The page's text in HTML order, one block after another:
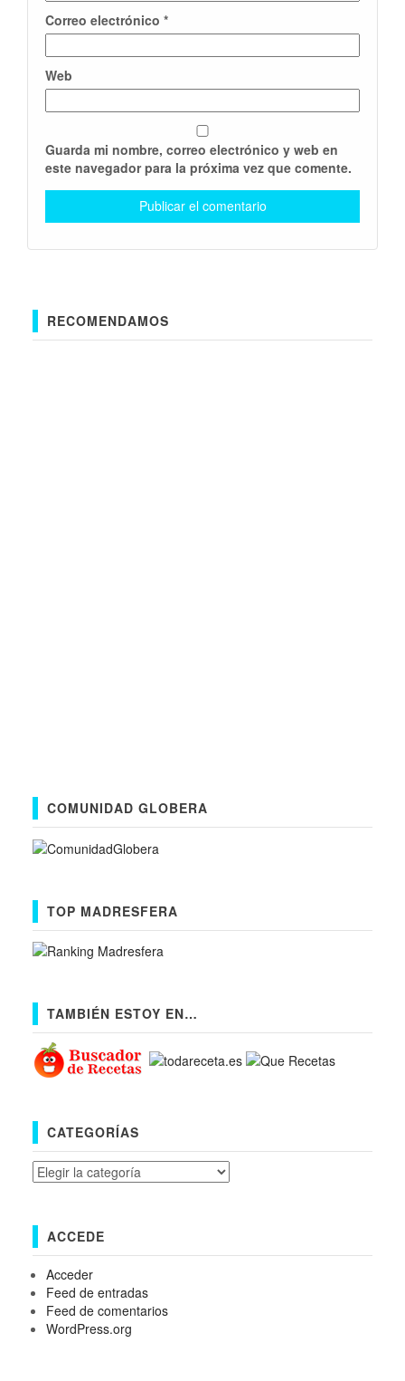
Correo electrónico *
Web
Guarda mi nombre, correo electrónico y web en
este navegador para la próxima vez que comente.
RECOMENDAMOS
COMUNIDAD GLOBERA
TOP MADRESFERA
TAMBIÉN ESTOY EN…
CATEGORÍAS
Categorías
ACCEDE
Acceder
Feed de entradas
Feed de comentarios
WordPress.org